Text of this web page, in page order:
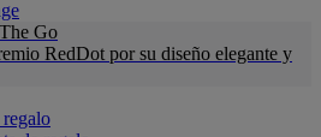
Go
RedDot por su diseño elegante y
regalo